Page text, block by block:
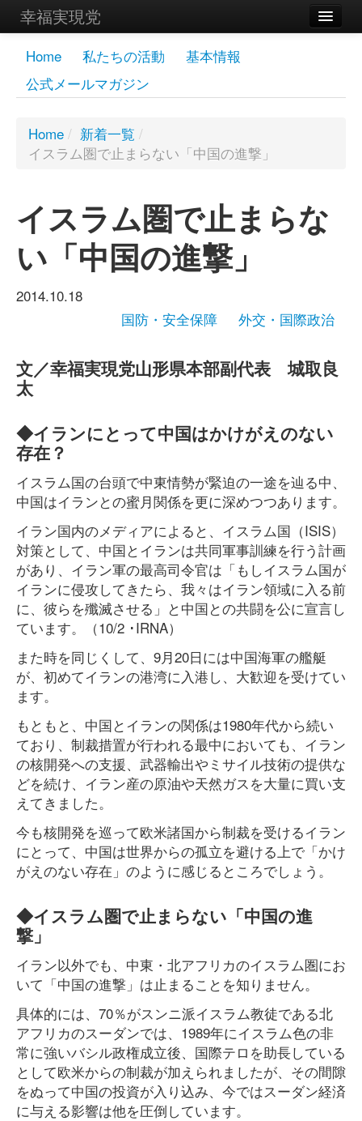
幸福実現党
メンバーズページ
党員
お問い合わせ
Home 私たちの活動
基本情報
公式メールマガジン
Home / 新着一覧 /
イスラム圏で止まらない「中国の進撃」
イスラム圏で止まらな
い「中国の進撃」
2014.10.18
国防・安全保障
外交・国際政治
文／幸福実現党山形県本部副代表 城取良
太
◆イランにとって中国はかけがえのない
存在？
イスラム国の台頭で中東情勢が緊迫の一途を辿る中、
中国はイランとの蜜月関係を更に深めつつあります。
イラン国内のメディアによると、イスラム国（ISIS）
対策として、中国とイランは共同軍事訓練を行う計画
があり、イラン軍の最高司令官は「もしイスラム国が
イランに侵攻してきたら、我々はイラン領域に入る前
に、彼らを殲滅させる」と中国との共闘を公に宣言し
ています。（10/2 ･IRNA）
また時を同じくして、9月20日には中国海軍の艦艇
が、初めてイランの港湾に入港し、大歓迎を受けてい
ます。
もともと、中国とイランの関係は1980年代から続い
ており、制裁措置が行われる最中においても、イラン
の核開発への支援、武器輸出やミサイル技術の提供な
どを続け、イラン産の原油や天然ガスを大量に買い支
えてきました。
今も核開発を巡って欧米諸国から制裁を受けるイラン
にとって、中国は世界からの孤立を避ける上で「かけ
がえのない存在」のように感じるところでしょう。
◆イスラム圏で止まらない「中国の進
撃」
イラン以外でも、中東・北アフリカのイスラム圏にお
いて「中国の進撃」は止まることを知りません。
具体的には、70％がスンニ派イスラム教徒である北
アフリカのスーダンでは、1989年にイスラム色の非
常に強いバシル政権成立後、国際テロを助長している
として欧米からの制裁が加えられましたが、その間隙
をぬって中国の投資が入り込み、今ではスーダン経済
に与える影響は他を圧倒しています。